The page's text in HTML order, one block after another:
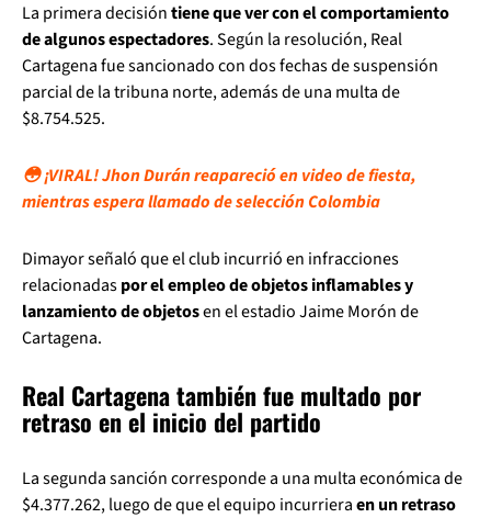
La primera decisióntiene que ver con el comportamiento
de algunos espectadores. Según la resolución, Real
Cartagena fue sancionado con dos fechas de suspensión
parcial de la tribuna norte, además de una multa de
$8.754.525.
😳 ¡VIRAL! Jhon Durán reapareció en video de fiesta,
mientras espera llamado de selección Colombia
Dimayor señaló que el club incurrió en infracciones
relacionadaspor el empleo de objetos inflamables y
lanzamiento de objetosen el estadio Jaime Morón de
Cartagena.
Real Cartagena también fue multado por
retraso en el inicio del partido
La segunda sanción corresponde a una multa económica de
$4.377.262, luego de que el equipo incurrieraen un retraso